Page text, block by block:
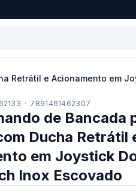
Retrátil e Acionamento em
· 7891461462307
de Bancada
Ducha Retrátil
em Joystick
Inox Escovado